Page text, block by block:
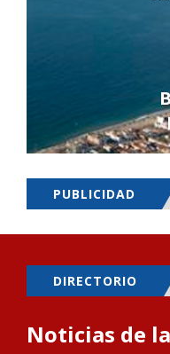
PUBLICIDAD
DIRECTORIO
Noticias de